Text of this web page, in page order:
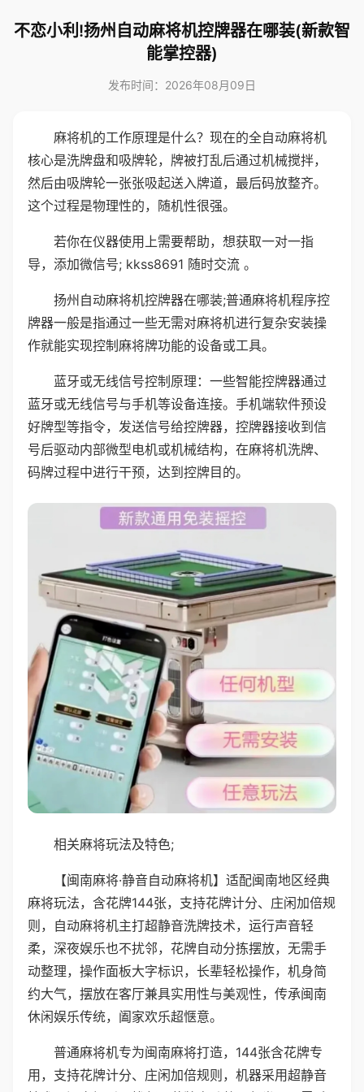
不恋小利!扬州自动麻将机控牌器在哪装(新款智
能掌控器)
发布时间：2026年08月09日
麻将机的工作原理是什么？现在的全自动麻将机
核心是洗牌盘和吸牌轮，牌被打乱后通过机械搅拌，
然后由吸牌轮一张张吸起送入牌道，最后码放整齐。
这个过程是物理性的，随机性很强。
若你在仪器使用上需要帮助，想获取一对一指
导，添加微信号; kkss8691 随时交流 。
扬州自动麻将机控牌器在哪装;普通麻将机程序控
牌器一般是指通过一些无需对麻将机进行复杂安装操
作就能实现控制麻将牌功能的设备或工具。
蓝牙或无线信号控制原理：一些智能控牌器通过
蓝牙或无线信号与手机等设备连接。手机端软件预设
好牌型等指令，发送信号给控牌器，控牌器接收到信
号后驱动内部微型电机或机械结构，在麻将机洗牌、
码牌过程中进行干预，达到控牌目的。
相关麻将玩法及特色;
【闽南麻将·静音自动麻将机】适配闽南地区经典
麻将玩法，含花牌144张，支持花牌计分、庄闲加倍规
则，自动麻将机主打超静音洗牌技术，运行声音轻
柔，深夜娱乐也不扰邻，花牌自动分拣摆放，无需手
动整理，操作面板大字标识，长辈轻松操作，机身简
约大气，摆放在客厅兼具实用性与美观性，传承闽南
休闲娱乐传统，阖家欢乐超惬意。
普通麻将机专为闽南麻将打造，144张含花牌专
用，支持花牌计分、庄闲加倍规则，机器采用超静音